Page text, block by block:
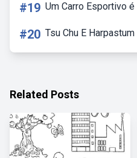
#19 Um Carro Esportivo
#20 Tsu Chu E
Related Posts